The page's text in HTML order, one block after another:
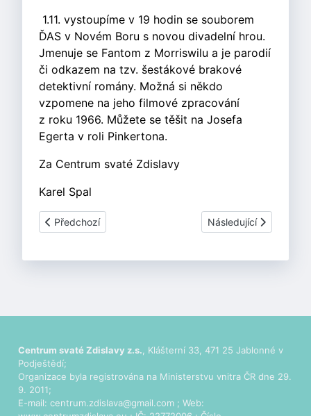
1.11. vystoupíme v 19 hodin se souborem
ĎAS v Novém Boru s novou divadelní hrou.
Jmenuje se Fantom z Morriswilu a je parodií
či odkazem na tzv. šestákové brakové
detektivní romány. Možná si někdo
vzpomene na jeho filmové zpracování
z roku 1966. Můžete se těšit na Josefa
Egerta v roli Pinkertona.
Za Centrum svaté Zdislavy
Karel Spal
Předchozí článek: Novinky - Listopad 2019
Předchozí Další článek: U moře
Následující
Centrum svaté Zdislavy z.s., Klášterní 33, 471 25 Jablonné v
Podještědí;
Organizace byla registrována na Ministerstvu vnitra ČR dne 29.
9. 2011;
E-mail: centrum.zdislava@gmail.com ; Web: